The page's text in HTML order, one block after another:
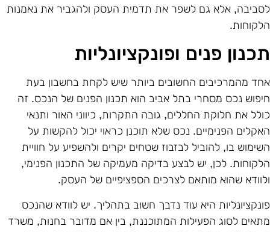
אלא גם לשפר את תדמית העסק ולהגביר את נאמנות
פנים ופונקציונליות
מהמרכיבים החשובים ביותר שיש לקחת בחשבון בעת
נכס מסחרי בתל אביב הוא תכנון הפנים של הנכס. זה
את חלוקת החללים, גובה התקרות, כיווני האור ותנאי
הפנימיים. נכס שלא תוכנן כראוי יכול להקשות על
בו, להוביל לבזבוז שטחים יקרים ולהשפיע על חוויית
לכן, יש לבצע בדיקה מעמיקה של התכנון הפנימי,
שהוא מותאם לצרכים הספציפיים של העסק.
היא עוד נדבך חשוב בתהליך. יש לוודא שהנכס
לסוג הפעילות המתוכננת, בין אם מדובר בחנות, משרד